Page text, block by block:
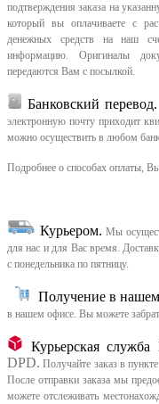
подтверждения заказа на
который вы оплачиваете с
денежных средств на наш
информацию. Оригиналы
передаются Вам с посылкой.
Банковский перевод.
электронную почту приходит
можно осуществить в любом
Подробнее о способах оплаты,
Курьером. Мы
для нас и для Вас время.
с понедельника по пятницу.
Получение в
в нашем офисе. Вы можете
Курьерская служба
DPD. Получайте заказ в
После отправки заказа мы
можете отслеживать